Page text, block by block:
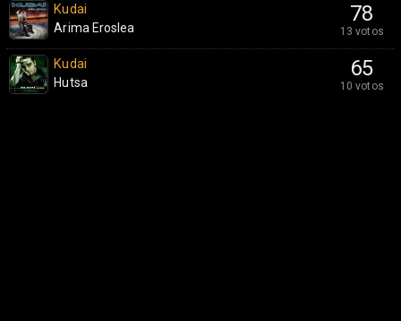
78
13 votos
Kudai
Arima Eroslea
65
10 votos
Kudai
Hutsa